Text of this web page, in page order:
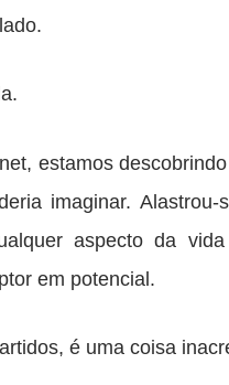
estamos
imaginar. Alastrou-
aspecto da
em potencial.
é uma coisa